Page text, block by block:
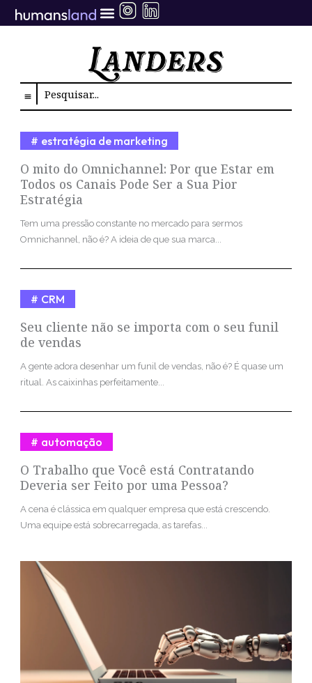
para
Search
O mito do Omnichannel: Por que Estar em
Todos os Canais Pode Ser a Sua Pior
Estratégia
estratégia de marketing
Tem uma pressão constante no mercado para sermos
Omnichannel, não é? A ideia de que sua marca...
Seu cliente não se importa com o seu funil
de vendas
CRM
A gente adora desenhar um funil de vendas, não é? É quase um
ritual. As caixinhas perfeitamente...
O Trabalho que Você está Contratando
Deveria ser Feito por uma Pessoa?
automação
A cena é clássica em qualquer empresa que está crescendo.
Uma equipe está sobrecarregada, as tarefas...